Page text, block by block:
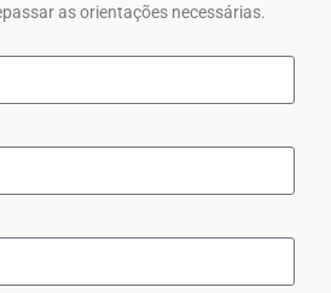
as orientações necessárias.